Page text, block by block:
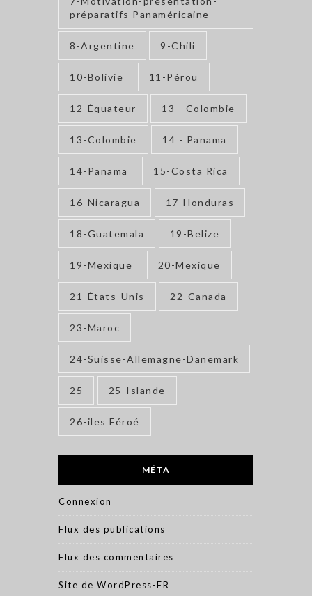
préparatifs Panaméricaine
8-Argentine 9-Chili
10-Bolivie 11-Pérou
12-Équateur 13 - Colombie
13-Colombie 14 - Panama
14-Panama 15-Costa Rica
16-Nicaragua 17-Honduras
18-Guatemala 19-Belize
19-Mexique 20-Mexique
21-États-Unis 22-Canada
23-Maroc
24-Suisse-Allemagne-Danemark
25 25-Islande
26-iles Féroé
MÉTA
Connexion
Flux des publications
Flux des commentaires
Site de WordPress-FR